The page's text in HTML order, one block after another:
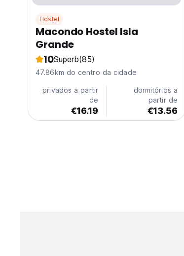
Hostel
Macondo Hostel Isla
Grande
10Superb(85)
47.86km do centro da cidade
privados a partir
de
€16.19
dormitórios a
partir de
€13.56